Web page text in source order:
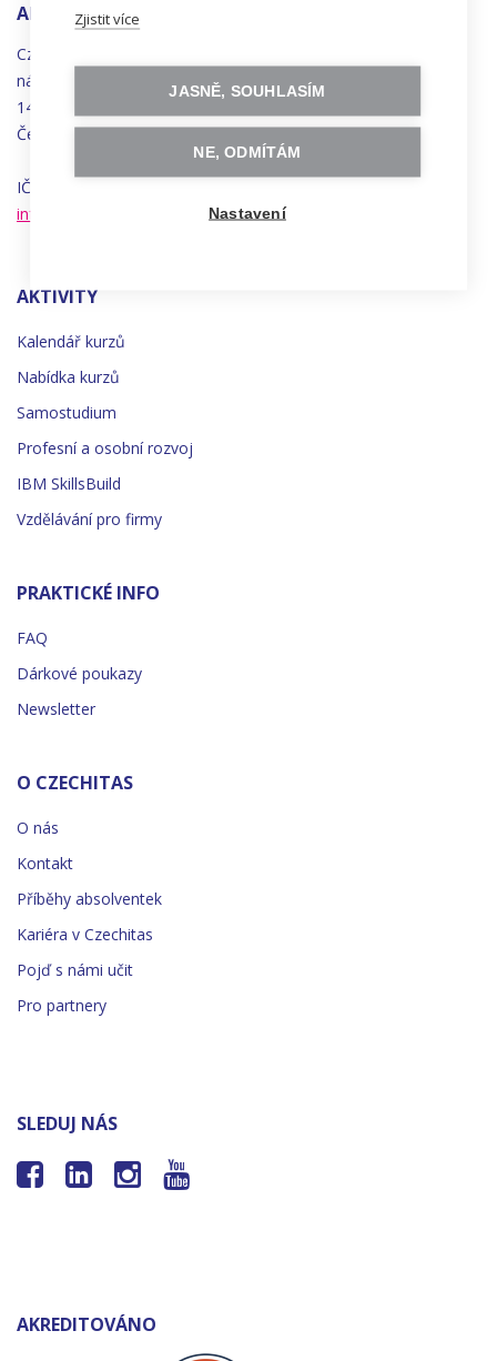
ADRESA
Czechitas, z.ú.
náměstí
Synků 1748/17
140 00 Praha 4 - Nusle
Česká republika
IČO 22834958 | DIČ CZ22834958
info@czechitas.cz
AKTIVITY
Kalendář kurzů
Nabídka kurzů
Samostudium
Profesní a osobní rozvoj
IBM SkillsBuild
Vzdělávání pro firmy
PRAKTICKÉ INFO
FAQ
Dárkové poukazy
Newsletter
O CZECHITAS
O nás
Kontakt
Příběhy absolventek
Kariéra v Czechitas
Pojď s námi učit
Pro partnery
SLEDUJ NÁS
   
AKREDITOVÁNO
Zjistit více
JASNĚ, SOUHLASÍM
NE, ODMÍTÁM
Nastavení